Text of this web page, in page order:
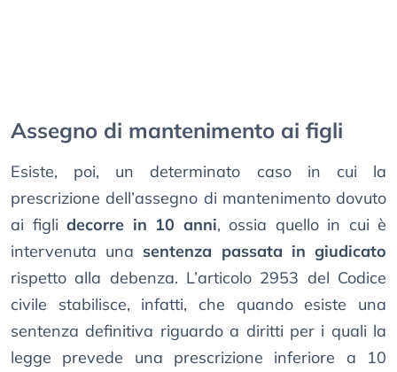
Assegno di mantenimento ai figli
Esiste, poi, un determinato caso in cui la
prescrizione dell’assegno di mantenimento dovuto
ai figli decorre in 10 anni, ossia quello in cui è
intervenuta una sentenza passata in giudicato
rispetto alla debenza. L’articolo 2953 del Codice
civile stabilisce, infatti, che quando esiste una
sentenza definitiva riguardo a diritti per i quali la
legge prevede una prescrizione inferiore a 10